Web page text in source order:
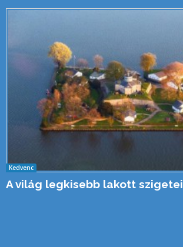
Kedvenc
A világ legkisebb lakott szigetei